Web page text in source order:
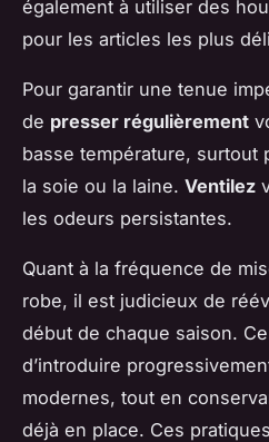
également à utiliser des
pour les articles les plus
Pour garantir une tenue
de presser régulièrement
basse température, surtout
la soie ou la laine. Ventilez
les odeurs persistantes.
Quant à la fréquence de
robe, il est judicieux de
début de chaque saison.
d’introduire
modernes, tout en
déjà en place. Ces